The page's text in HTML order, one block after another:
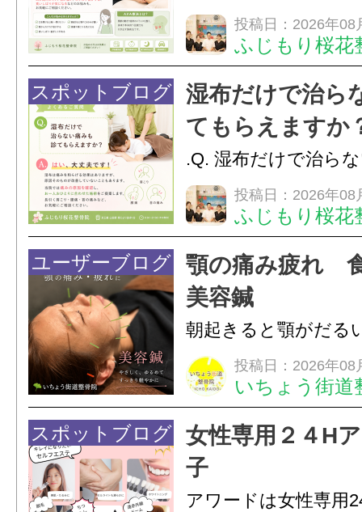
らえますか？A. はい
す。食いしばりや歯
けでなく首や肩の筋
担をかけ、顎関節症
つながることがあり
投稿日：2026年08
ふじもり桜花
スポットブログ
湿布だけで治ら
てもらえますか
.Q. 湿布だけで治ら
らえますか？A. はい
湿布は痛みを和らげ
すが、原因そのもの
いこともあります。
原因を確認し、お一
投稿日：2026年08
ふじもり桜花
ユーザーブログ
顎の痛み疲れ
美容鍼
朝起きると顎がだる
ありませんか？無意
は、顎の痛みや疲れ
フェイスラインの張
のこわばり・頭痛や
ながることがありま
投稿日：2026年08
いちょう街道
スポットブログ
女性専用２４H
子
アワードは女性専用